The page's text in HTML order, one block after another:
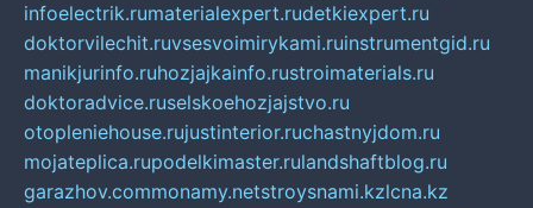
infoelectrik.rumaterialexpert.rudetkiexpert.ru
doktorvilechit.ruvsesvoimirykami.ruinstrumentgid.ru
manikjurinfo.ruhozjajkainfo.rustroimaterials.ru
doktoradvice.ruselskoehozjajstvo.ru
otopleniehouse.rujustinterior.ruchastnyjdom.ru
mojateplica.rupodelkimaster.rulandshaftblog.ru
garazhov.commonamy.netstroysnami.kzlcna.kz